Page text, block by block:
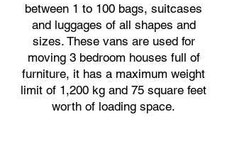
between 1 to 100 bags, suitcases
and luggages of all shapes and
sizes. These vans are used for
moving 3 bedroom houses full of
furniture, it has a maximum weight
limit of 1,200 kg and 75 square feet
worth of loading space.